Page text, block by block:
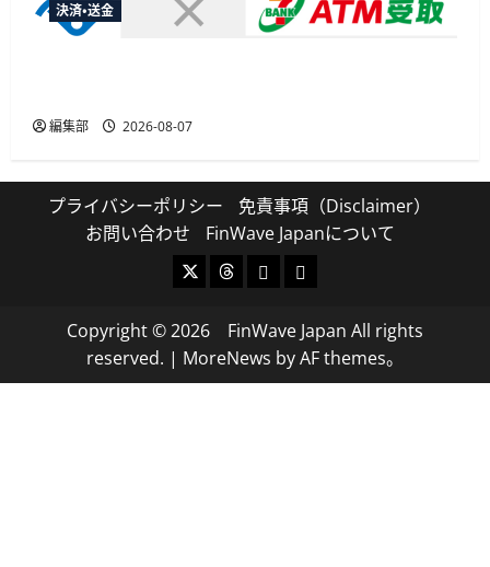
決済・送金
編集部 2026-08-07
プライバシーポリシー
免責事項（Disclaimer）
お問い合わせ
FinWave Japanについて
X ThreadsBlueskyMastodon
Copyright © 2026 FinWave Japan All rights
reserved. | MoreNews by AF themes。